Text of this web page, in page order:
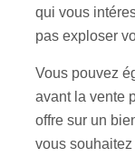
qui vous
pas exploser
Vous pouvez
avant la vente
offre sur un
vous